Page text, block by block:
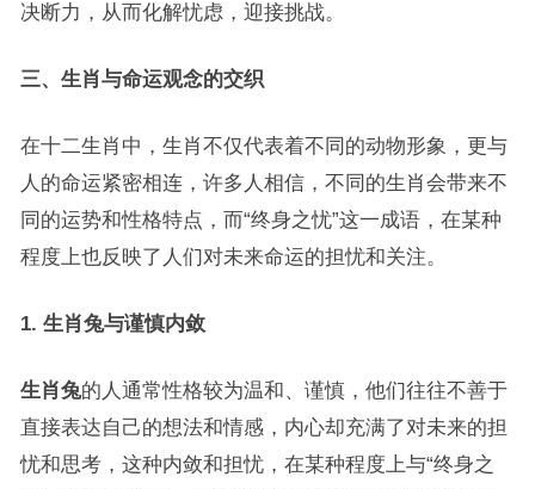
决断力，从而化解忧虑，迎接挑战。
三、生肖与命运观念的交织
在十二生肖中，生肖不仅代表着不同的动物形象，更与
人的命运紧密相连，许多人相信，不同的生肖会带来不
同的运势和性格特点，而“终身之忧”这一成语，在某种
程度上也反映了人们对未来命运的担忧和关注。
1. 生肖兔与谨慎内敛
生肖兔的人通常性格较为温和、谨慎，他们往往不善于
直接表达自己的想法和情感，内心却充满了对未来的担
忧和思考，这种内敛和担忧，在某种程度上与“终身之